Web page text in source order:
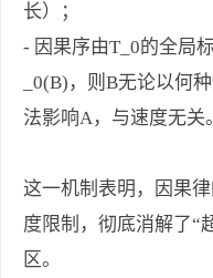
长）；
- 因果序由T_0的全局
_0(B)，则B无论以何
法影响A，与速度无关。
这一机制表明，因果
度限制，彻底消解了“
区。